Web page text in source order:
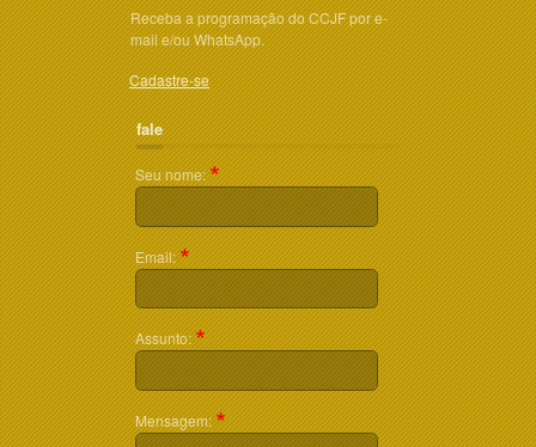
Receba a programação do CCJF por e-
mail e/ou WhatsApp.
Cadastre-se
fale
Seu nome:
Email:
Assunto:
Mensagem: